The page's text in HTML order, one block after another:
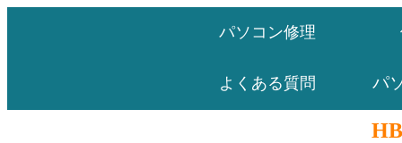
パソコン修理
よくある質問 パ